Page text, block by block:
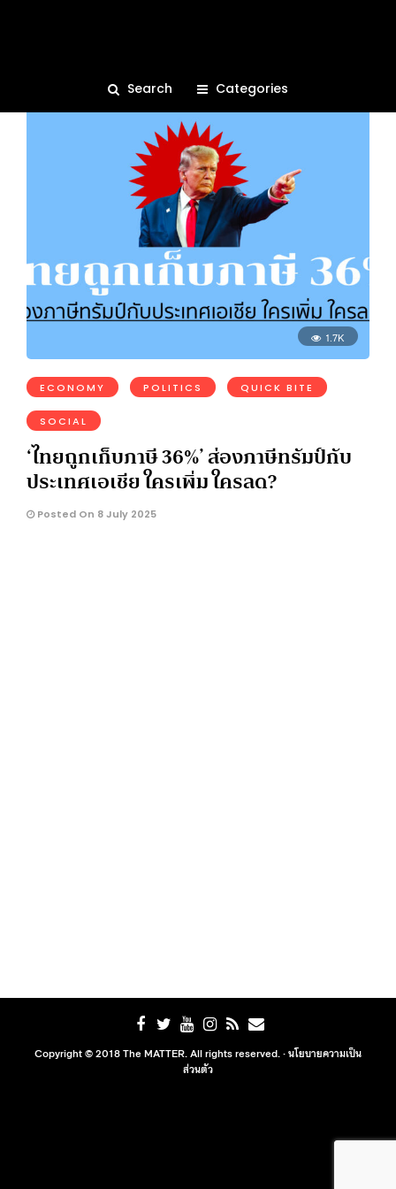
Search Categories
1.7K
ECONOMY POLITICS QUICK BITE
SOCIAL
‘ไทยถูกเก็บภาษี 36%’ ส่องภาษีทรัมป์กับ
ประเทศเอเชีย ใครเพิ่ม ใครลด?
Posted On 8 July 2025
Copyright © 2018 The MATTER. All rights reserved. ·นโยบายความเป็น
ส่วนตัว